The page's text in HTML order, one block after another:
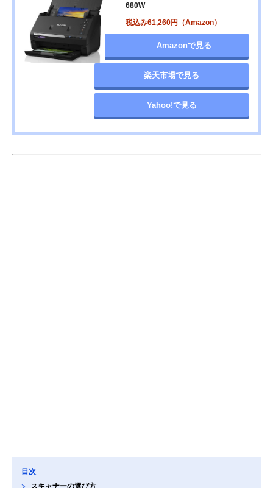
680W
税込み61,260円（Amazon）
Amazonで見る
楽天市場で見る
Yahoo!で見る
目次
スキャナーの選び方